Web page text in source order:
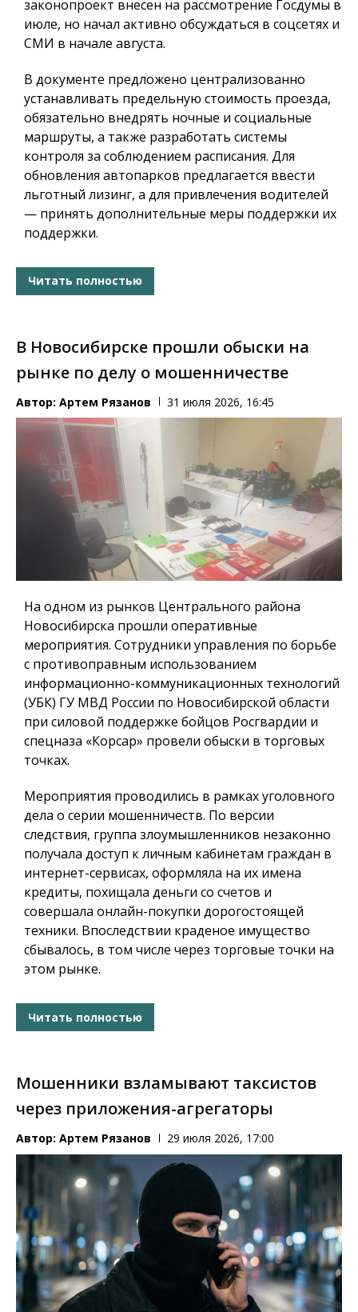
законопроект внесен на рассмотрение Госдумы в
июле, но начал активно обсуждаться в соцсетях и
СМИ в начале августа.
В документе предложено централизованно
устанавливать предельную стоимость проезда,
обязательно внедрять ночные и социальные
маршруты, а также разработать системы
контроля за соблюдением расписания. Для
обновления автопарков предлагается ввести
льготный лизинг, а для привлечения водителей
— принять дополнительные меры поддержки их
поддержки.
Читать полностью
В Новосибирске прошли обыски на
рынке по делу о мошенничестве
Автор: Артем Рязанов 31 июля 2026, 16:45
На одном из рынков Центрального района
Новосибирска прошли оперативные
мероприятия. Сотрудники управления по борьбе
с противоправным использованием
информационно-коммуникационных технологий
(УБК) ГУ МВД России по Новосибирской области
при силовой поддержке бойцов Росгвардии и
спецназа «Корсар» провели обыски в торговых
точках.
Мероприятия проводились в рамках уголовного
дела о серии мошенничеств. По версии
следствия, группа злоумышленников незаконно
получала доступ к личным кабинетам граждан в
интернет-сервисах, оформляла на их имена
кредиты, похищала деньги со счетов и
совершала онлайн-покупки дорогостоящей
техники. Впоследствии краденое имущество
сбывалось, в том числе через торговые точки на
этом рынке.
Читать полностью
Мошенники взламывают таксистов
через приложения-агрегаторы
Автор: Артем Рязанов 29 июля 2026, 17:00